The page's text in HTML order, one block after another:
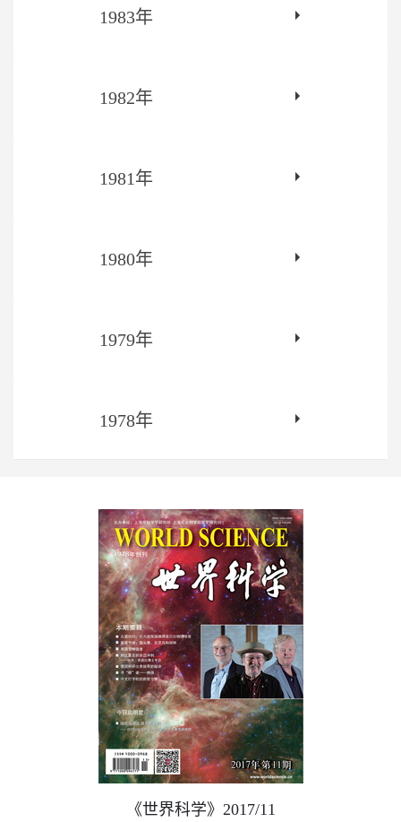
1983年
1982年
1981年
1980年
1979年
1978年
《世界科学》2017/11